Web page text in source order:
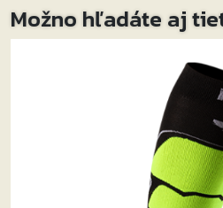
75% polyester
Možno hľadáte aj